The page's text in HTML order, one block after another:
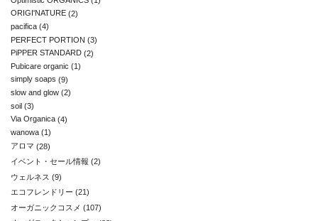
ORIGI'NATURE (2)
pacifica (4)
PERFECT PORTION (3)
PiPPER STANDARD (2)
Pubicare organic (1)
simply soaps (9)
slow and glow (2)
soil (3)
Via Organica (4)
wanowa (1)
アロマ (28)
イベント・セール情報 (2)
ウェルネス (9)
エコフレンドリー (21)
オーガニックコスメ (107)